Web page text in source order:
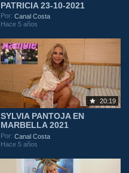
PATRICIA 23-10-2021
Por:Canal Costa
Hace 5 años
20:19
SYLVIA PANTOJA EN
MARBELLA 2021
Por:Canal Costa
Hace 5 años